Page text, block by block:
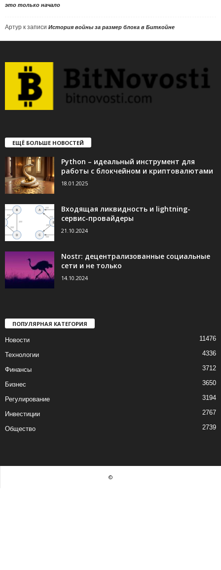
это только начало
Артур к записи История войны за размер блока в Биткойне
ЕЩЁ БОЛЬШЕ НОВОСТЕЙ
Python – идеальный инструмент для
работы с блокчейном и криптовалютами
18.01.2025
Входящая ликвидность и lightning-
сервис-провайдеры
21.10.2024
Nostr: децентрализованные социальные
сети и не только
14.10.2024
ПОПУЛЯРНАЯ КАТЕГОРИЯ
Новости 11476
Технологии 4336
Финансы 3712
Бизнес 3650
Регулирование 3194
Инвестиции 2767
Общество 2739
©